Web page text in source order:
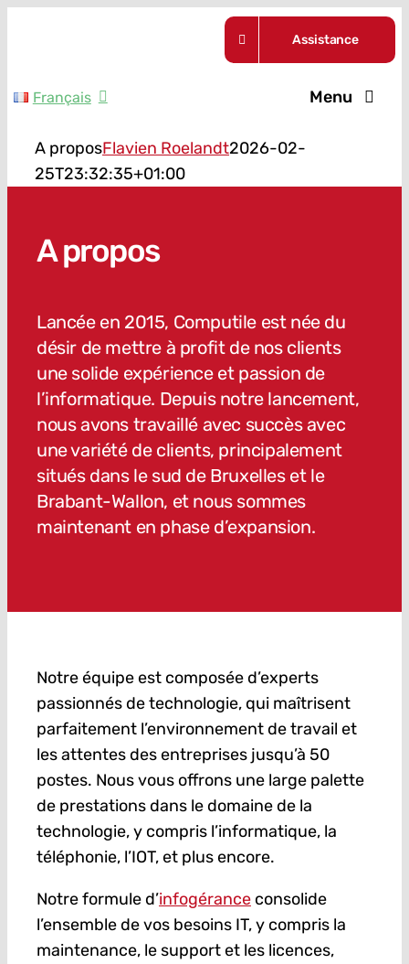
Assistance
Français Menu
Actualités
Contact
A proposFlavien Roelandt2026-02-
25T23:32:35+01:00
A propos
Lancée en 2015, Computile est née du
désir de mettre à profit de nos clients
une solide expérience et passion de
l’informatique. Depuis notre lancement,
nous avons travaillé avec succès avec
une variété de clients, principalement
situés dans le sud de Bruxelles et le
Brabant-Wallon, et nous sommes
maintenant en phase d’expansion.
Notre équipe est composée d’experts
passionnés de technologie, qui maîtrisent
parfaitement l’environnement de travail et
les attentes des entreprises jusqu’à 50
postes. Nous vous offrons une large palette
de prestations dans le domaine de la
technologie, y compris l’informatique, la
téléphonie, l’IOT, et plus encore.
Notre formule d’infogéranceconsolide
l’ensemble de vos besoins IT, y compris la
maintenance, le support et les licences,